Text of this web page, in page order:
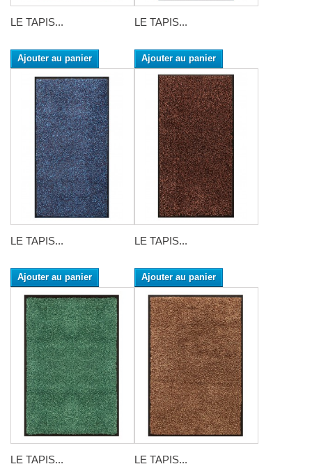
LE TAPIS...
Ajouter au panier
LE TAPIS...
Ajouter au panier
LE TAPIS...
Ajouter au panier
LE TAPIS...
Ajouter au panier
LE TAPIS... LE TAPIS...